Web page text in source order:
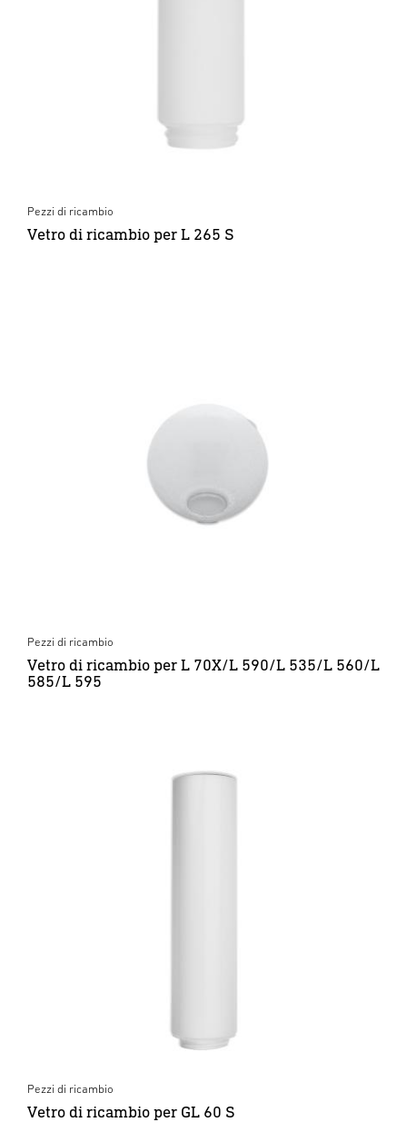
Pezzi di ricambio
Vetro di ricambio per L 265 S
Pezzi di ricambio
Vetro di ricambio per L 70X/L 590/L 535/L 560/L
585/L 595
Pezzi di ricambio
Vetro di ricambio per GL 60 S